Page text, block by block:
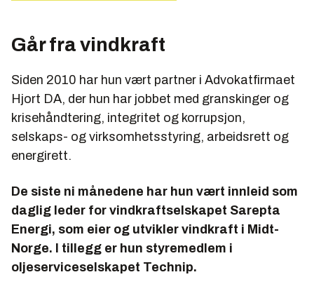
Går fra vindkraft
Siden 2010 har hun vært partner i Advokatfirmaet
Hjort DA, der hun har jobbet med granskinger og
krisehåndtering, integritet og korrupsjon,
selskaps- og virksomhetsstyring, arbeidsrett og
energirett.
De siste ni månedene har hun vært innleid som
daglig leder for vindkraftselskapet Sarepta
Energi, som eier og utvikler vindkraft i Midt-
Norge. I tillegg er hun styremedlem i
oljeserviceselskapet Technip.